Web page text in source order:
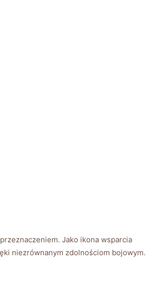
Jako ikona ⁢wsparcia
⁢niezrównanym ‍zdolnościom bojowym.